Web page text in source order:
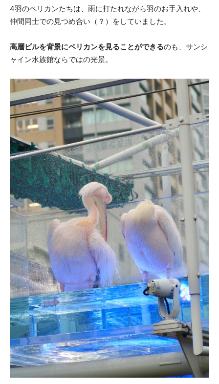
4羽のペリカンたちは、雨に打たれながら羽のお手入れや、
仲間同士での見つめ合い（？）をしていました。
高層ビルを背景にペリカンを見ることができるのも、サンシ
ャイン水族館ならではの光景。